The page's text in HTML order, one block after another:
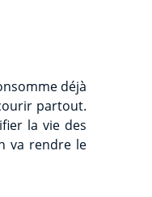
déjà
partout.
la vie des
va rendre le